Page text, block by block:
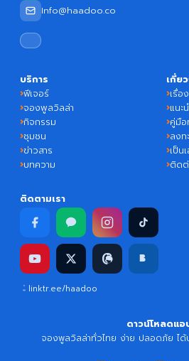
Info@haadoo.co
บริการ
ฟีเจอร์
จองพูลวิลล่า
กิจกรรม
ชุมชน
ข่าวสาร
บทความ
เกี่ย
เรื่อ
แนะ
คู่มือ
ลงท
เป็น
ติดต่
ติดตามเรา
linktr.ee/haadoo
ดาวน์โหลดแอ
จองพูลวิลล่าทั่วไทย ง่าย ปลอดภัย ได้